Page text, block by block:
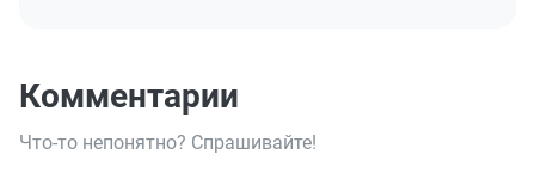
Комментарии
Что-то непонятно? Спрашивайте!